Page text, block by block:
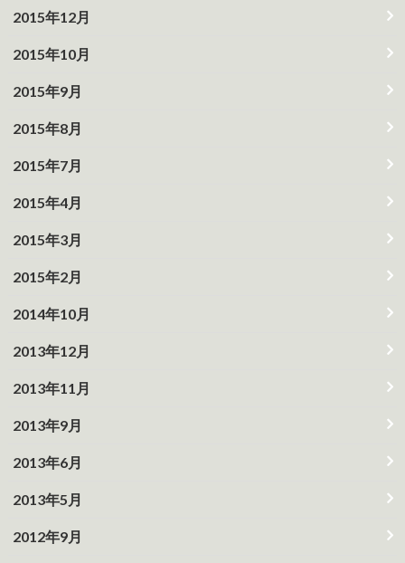
2015年12月
2015年10月
2015年9月
2015年8月
2015年7月
2015年4月
2015年3月
2015年2月
2014年10月
2013年12月
2013年11月
2013年9月
2013年6月
2013年5月
2012年9月